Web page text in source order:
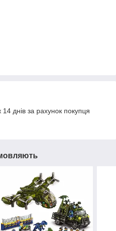
днів за рахунок покупця